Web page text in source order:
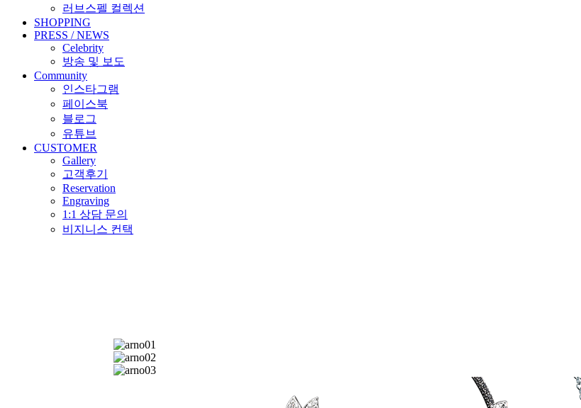
러브스펠 컬렉션
SHOPPING
PRESS / NEWS
Celebrity
방송 및 보도
Community
인스타그램
페이스북
블로그
유튜브
CUSTOMER
Gallery
고객후기
Reservation
Engraving
1:1 상담 문의
비지니스 컨택